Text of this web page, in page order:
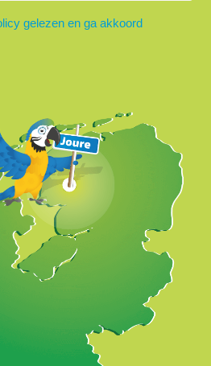
gelezen en ga akkoord